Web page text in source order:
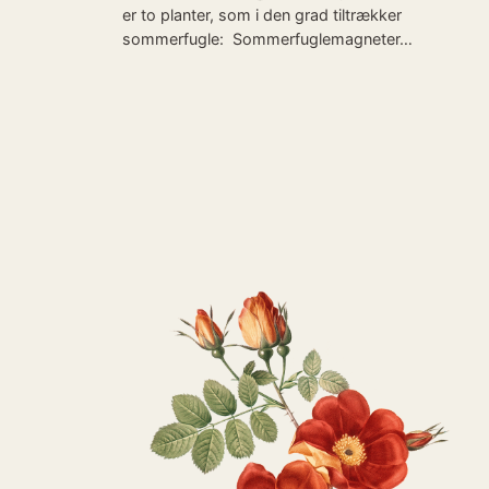
er to planter, som i den grad tiltrækker
sommerfugle: Sommerfuglemagneter…